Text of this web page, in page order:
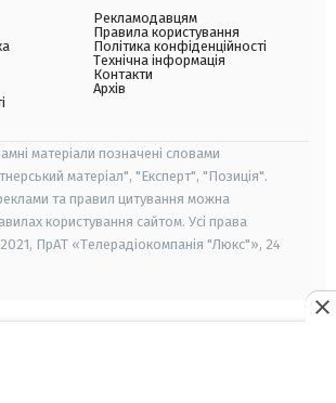
Рекламодавцям
Правила користування
Політика конфіденційності
Технічна інформація
Контакти
Архів
матеріали позначені словами
матеріал", "Експерт", "Позиція".
та правил цитування можна
користування сайтом. Усі права
ПрАТ «Телерадіокомпанія "Люкс"», 24